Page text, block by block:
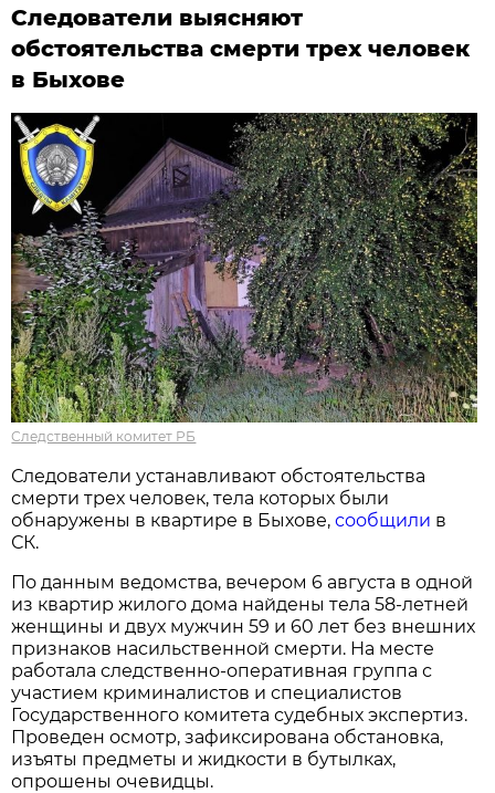
Следователи выясняют
обстоятельства смерти трех человек
в Быхове
Следственный комитет РБ
Следователи устанавливают обстоятельства
смерти трех человек, тела которых были
обнаружены в квартире в Быхове,сообщили в
СК.
По данным ведомства, вечером 6 августа в одной
из квартир жилого дома найдены тела 58-летней
женщины и двух мужчин 59 и 60 лет без внешних
признаков насильственной смерти. На месте
работала следственно-оперативная группа с
участием криминалистов и специалистов
Государственного комитета судебных экспертиз.
Проведен осмотр, зафиксирована обстановка,
изъяты предметы и жидкости в бутылках,
опрошены очевидцы.